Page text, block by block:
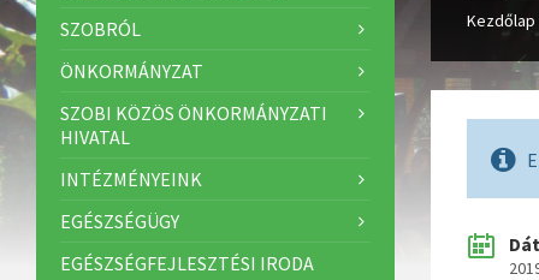
Kezdőlap
SZOBRÓL
ÖNKORMÁNYZAT
SZOBI KÖZÖS ÖNKORMÁNYZATI
HIVATAL
INTÉZMÉNYEINK
EGÉSZSÉGÜGY
EGÉSZSÉGFEJLESZTÉSI IRODA